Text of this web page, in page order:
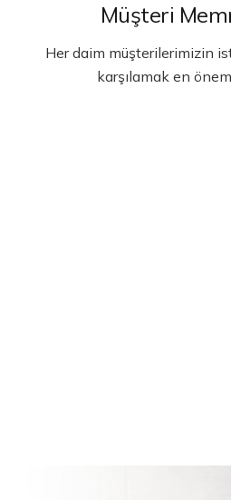
Müşteri
Her daim müşterilerimizin
karşılamak en